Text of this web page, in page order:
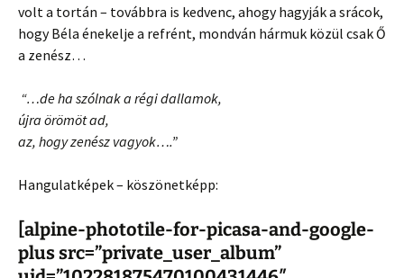
volt a tortán – továbbra is kedvenc, ahogy hagyják a srácok,
hogy Béla énekelje a refrént, mondván hármuk közül csak Ő
a zenész…
“…de ha szólnak a régi dallamok,
újra örömöt ad,
az, hogy zenész vagyok….”
Hangulatképek – köszönetképp:
[alpine-phototile-for-picasa-and-google-
plus src=”private_user_album”